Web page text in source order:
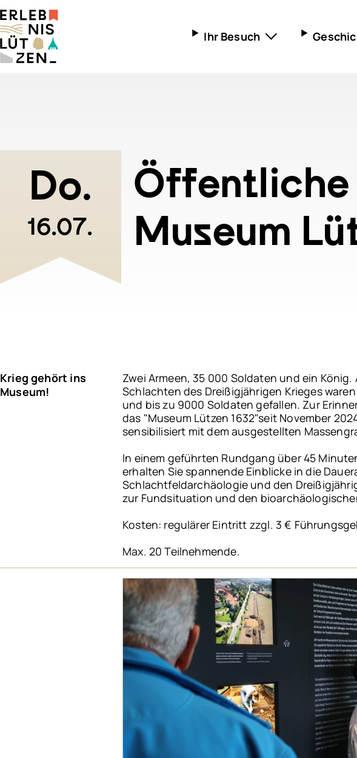
Ihr Besuch
Do.
16.07.
Öffentliche
Museum
Krieg gehört ins
Museum!
Zwei Armeen, 35 000 Soldaten und ein
Schlachten des Dreißigjährigen Krieges
und bis zu 9000 Soldaten gefallen. Zur
das "Museum Lützen 1632"seit November
sensibilisiert mit dem ausgestellten
In einem geführten Rundgang über 45
erhalten Sie spannende Einblicke in die
Schlachtfeldarchäologie und den
zur Fundsituation und den
Kosten: regulärer Eintritt zzgl. 3 €
Max. 20 Teilnehmende.